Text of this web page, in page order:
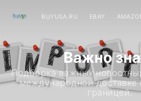
BUYUSA.RU EBAY
Важно
Подборка важных
международной доставке
границей.